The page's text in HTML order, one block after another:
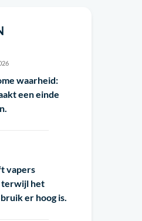
waarheid:
een einde
vapers
het
er hoog is.